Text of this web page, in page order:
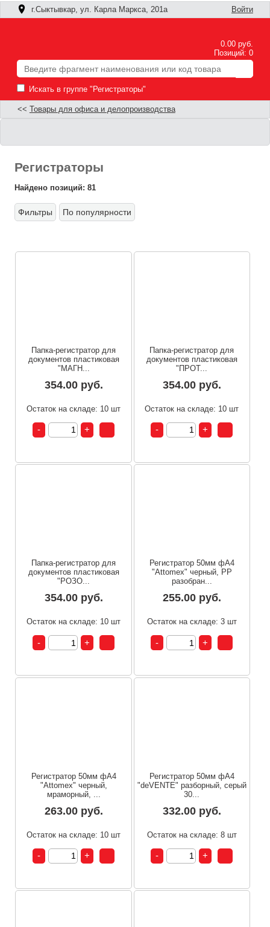
г.Сыктывкар, ул. Карла Маркса, 201а Войти
0.00 руб.
Позиций: 0
Искать в группе "Регистраторы"
<< Товары для офиса и делопроизводства
Регистраторы
Найдено позиций: 81
Фильтры По популярности
Папка-регистратор для
документов пластиковая
"МАГН...
354.00 руб.
Остаток на складе: 10 шт
Папка-регистратор для
документов пластиковая
"ПРОТ...
354.00 руб.
Остаток на складе: 10 шт
Папка-регистратор для
документов пластиковая
"РОЗО...
354.00 руб.
Остаток на складе: 10 шт
Регистратор 50мм фА4
"Attomex" черный, PP
разобран...
255.00 руб.
Остаток на складе: 3 шт
Регистратор 50мм фА4
"Attomex" черный,
мраморный, ...
263.00 руб.
Остаток на складе: 10 шт
Регистратор 50мм фА4
"deVENTE" разборный, серый
30...
332.00 руб.
Остаток на складе: 8 шт